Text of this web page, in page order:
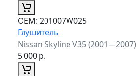
ОЕМ: 201007W025
Глушитель
Nissan Skyline V35 (2001—2007)
5 000р.